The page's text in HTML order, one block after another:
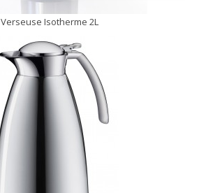
Verseuse Isotherme 2L